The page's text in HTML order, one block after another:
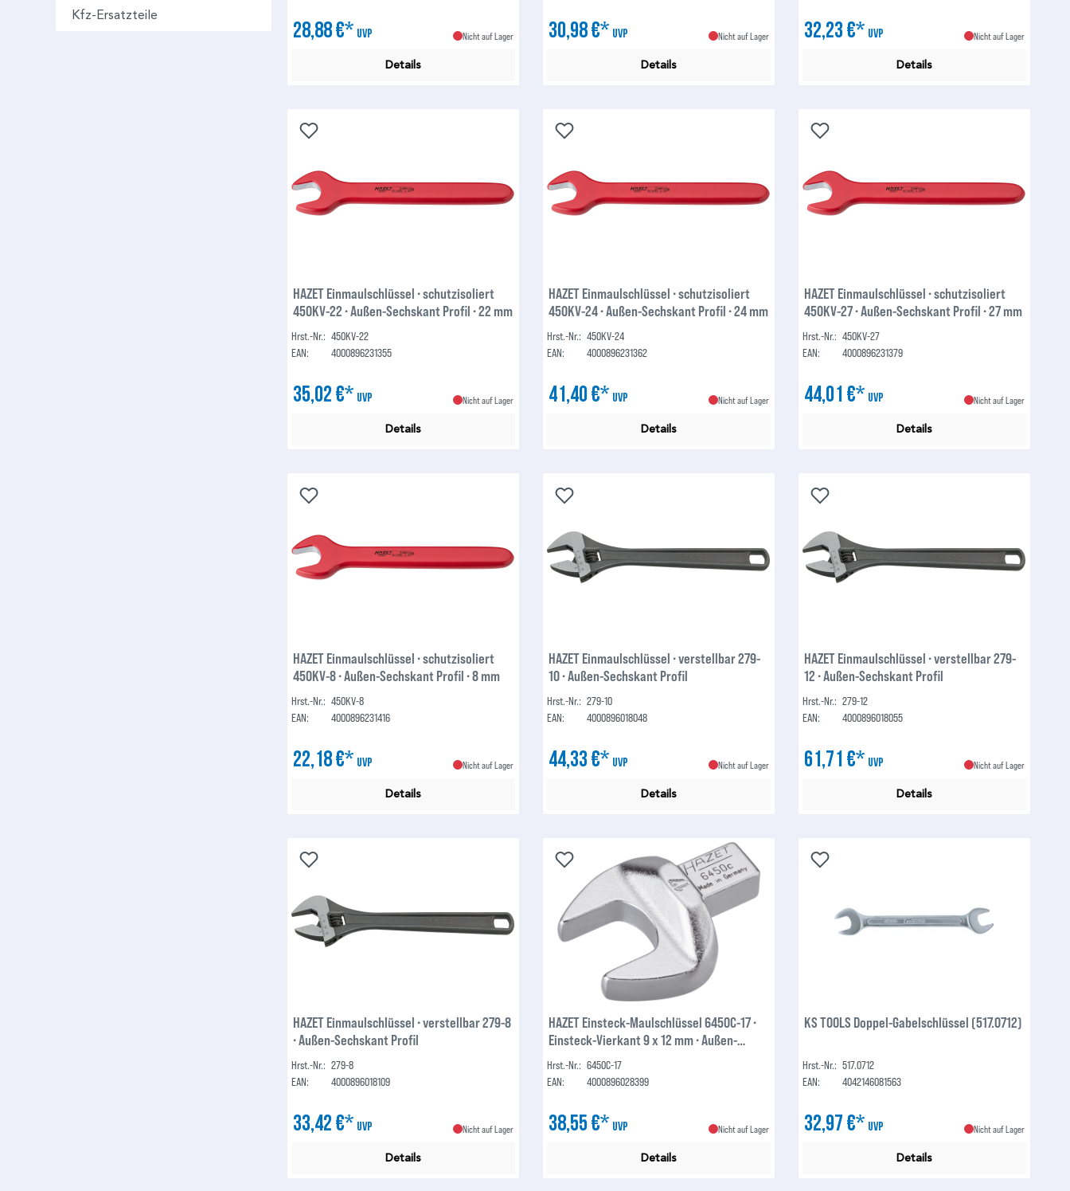
Kfz-Ersatzteile
28,88 €* UVP Nicht auf Lager
Details
30,98 €* UVP Nicht auf Lager
Details
32,23 €* UVP Nicht auf Lager
Details
HAZET Einmaulschlüssel ∙ schutzisoliert
450KV-22 ∙ Außen-Sechskant Profil ∙ 22 mm
Hrst.-Nr.: 450KV-22
EAN:
4000896231355
35,02 €* UVP Nicht auf Lager
Details
HAZET Einmaulschlüssel ∙ schutzisoliert
450KV-24 ∙ Außen-Sechskant Profil ∙ 24 mm
Hrst.-Nr.: 450KV-24
EAN:
4000896231362
41,40 €* UVP Nicht auf Lager
Details
HAZET Einmaulschlüssel ∙ schutzisoliert
450KV-27 ∙ Außen-Sechskant Profil ∙ 27 mm
Hrst.-Nr.: 450KV-27
EAN:
4000896231379
44,01 €* UVP Nicht auf Lager
Details
HAZET Einmaulschlüssel ∙ schutzisoliert
450KV-8 ∙ Außen-Sechskant Profil ∙ 8 mm
Hrst.-Nr.: 450KV-8
EAN:
4000896231416
22,18 €* UVP Nicht auf Lager
Details
HAZET Einmaulschlüssel ∙ verstellbar 279-
10 ∙ Außen-Sechskant Profil
Hrst.-Nr.: 279-10
EAN:
4000896018048
44,33 €* UVP Nicht auf Lager
Details
HAZET Einmaulschlüssel ∙ verstellbar 279-
12 ∙ Außen-Sechskant Profil
Hrst.-Nr.: 279-12
EAN:
4000896018055
61,71 €* UVP Nicht auf Lager
Details
HAZET Einmaulschlüssel ∙ verstellbar 279-8
∙ Außen-Sechskant Profil
Hrst.-Nr.: 279-8
EAN:
4000896018109
33,42 €* UVP Nicht auf Lager
Details
HAZET Einsteck-Maulschlüssel 6450C-17 ∙
Einsteck-Vierkant 9 x 12 mm ∙ Außen-
Sechskant Profil ∙ 17 mm
Hrst.-Nr.: 6450C-17
EAN:
4000896028399
38,55 €* UVP Nicht auf Lager
Details
KS TOOLS Doppel-Gabelschlüssel (517.0712)
Hrst.-Nr.: 517.0712
EAN:
4042146081563
32,97 €* UVP Nicht auf Lager
Details